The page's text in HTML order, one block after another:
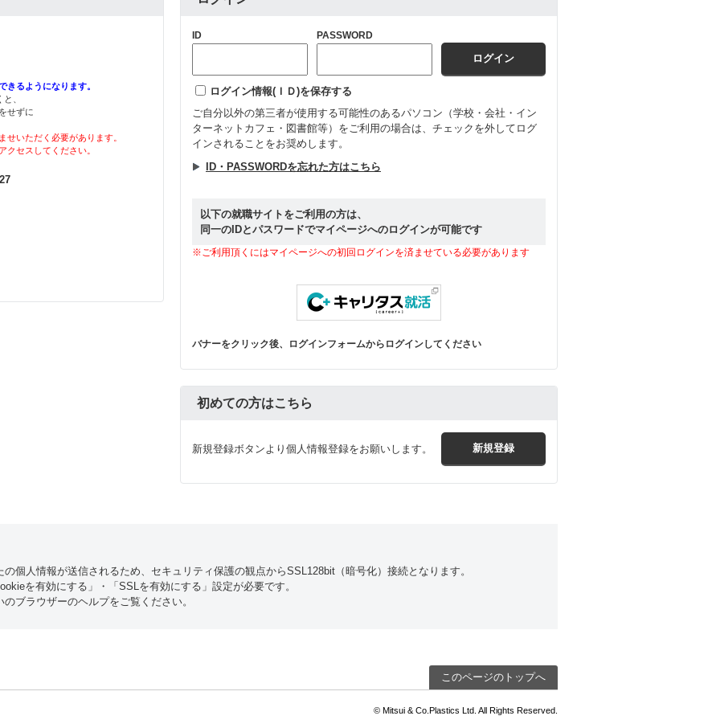
ID PASSWORD
ログイン情報(ＩＤ)を保存する
ご自分以外の第三者が使用する可能性のあるパソコン（学校・会社・イン
ターネットカフェ・図書館等）をご利用の場合は、チェックを外してログ
インされることをお奨めします。
ID・PASSWORDを忘れた方はこちら
以下の就職サイトをご利用の方は、
同一のIDとパスワードでマイページへのログインが可能です
※ご利用頂くにはマイページへの初回ログインを済ませている必要があります
バナーをクリック後、ログインフォームからログインしてください
初めての方はこちら
新規登録ボタンより個人情報登録をお願いします。
きるようになります。
、
せずに
いただく必要があります。
クセスしてください。
個人情報が送信されるため、セキュリティ保護の観点からSSL128bit（暗号化）接続となります。
を有効にする」・「SSLを有効にする」設定が必要です。
ブラウザーのヘルプをご覧ください。
このページのトップへ
© Mitsui & Co.Plastics Ltd. All Rights Reserved.